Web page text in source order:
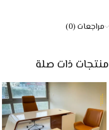
مراجعات (0)
منتجات ذات صلة